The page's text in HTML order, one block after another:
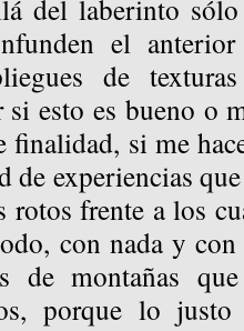
del laberinto
el
de
si esto es bueno o
finalidad, si me
de experiencias
rotos frente a los
con nada y
de montañas
porque lo